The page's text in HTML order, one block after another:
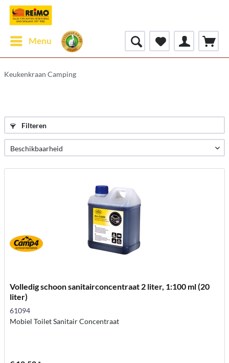
Menu
Keukenkraan Camping
Filteren
Volledig schoon sanitairconcentraat 2 liter, 1:100 ml (20
liter)
61094
Mobiel Toilet Sanitair Concentraat